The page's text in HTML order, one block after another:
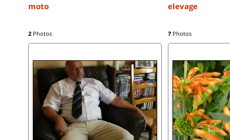
moto
2 Photos
elevage
7 Photos